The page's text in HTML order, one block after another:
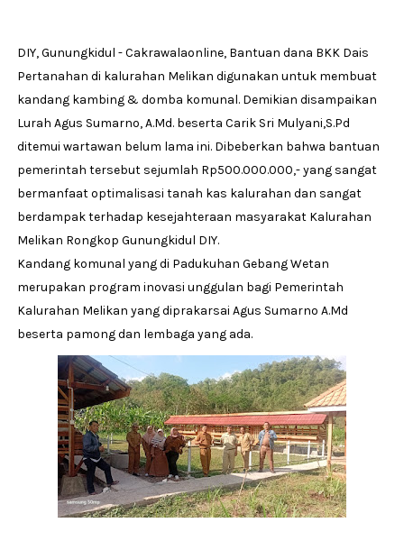
DIY, Gunungkidul - Cakrawalaonline, Bantuan dana BKK Dais
Pertanahan di kalurahan Melikan digunakan untuk membuat
kandang kambing & domba komunal. Demikian disampaikan
Lurah Agus Sumarno, A.Md. beserta Carik Sri Mulyani,S.Pd
ditemui wartawan belum lama ini. Dibeberkan bahwa bantuan
pemerintah tersebut sejumlah Rp500.000.000,- yang sangat
bermanfaat optimalisasi tanah kas kalurahan dan sangat
berdampak terhadap kesejahteraan masyarakat Kalurahan
Melikan Rongkop Gunungkidul DIY.
Kandang komunal yang di Padukuhan Gebang Wetan
merupakan program inovasi unggulan bagi Pemerintah
Kalurahan Melikan yang diprakarsai Agus Sumarno A.Md
beserta pamong dan lembaga yang ada.